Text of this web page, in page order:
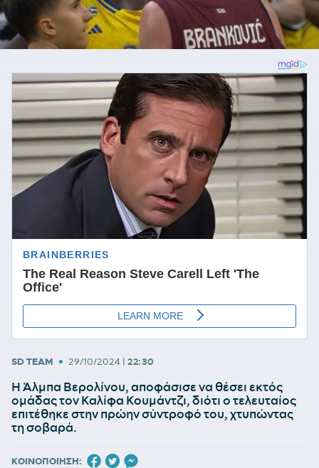
SD TEAM • 29/10/2024 | 22:30
Η Άλμπα Βερολίνου, αποφάσισε να θέσει εκτός
ομάδας τον Καλίφα Κουμάντζι, διότι ο τελευταίος
επιτέθηκε στην πρώην σύντροφό του, χτυπώντας
τη σοβαρά.
ΚΟΙΝΟΠΟΙΗΣΗ: